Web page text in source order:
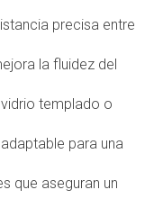
precisa entre
la fluidez del
templado o
para una
que aseguran un